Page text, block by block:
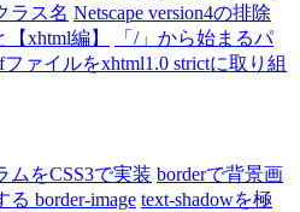
ラス名 Netscape version4の排除
xhtml編】
「/」から始まるパ
ファイルをxhtml1.0 strictに取り組
ムをCSS3で実装 borderで背景画
border-image text-shadowを極